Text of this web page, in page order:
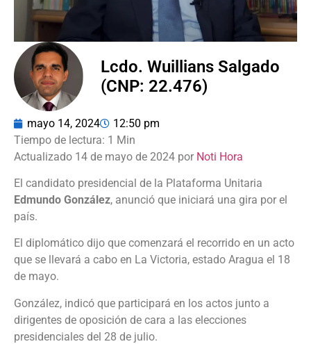
Lcdo. Wuillians Salgado
(CNP: 22.476)
mayo 14, 2024 12:50 pm
Actualizado 14 de mayo de 2024 por Noti Hora
El candidato presidencial de la Plataforma Unitaria
Edmundo González, anunció que iniciará una gira por el
país.
El diplomático dijo que comenzará el recorrido en un acto
que se llevará a cabo en La Victoria, estado Aragua el 18
de mayo.
González, indicó que participará en los actos junto a
dirigentes de oposición de cara a las elecciones
presidenciales del 28 de julio.